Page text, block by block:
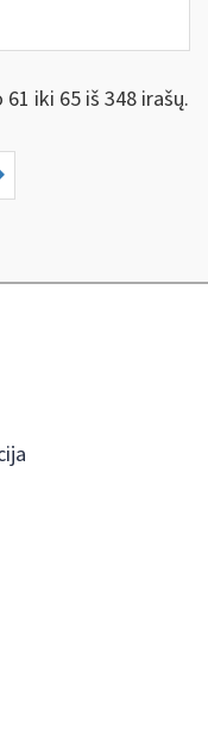
iki 65 iš 348 irašų.